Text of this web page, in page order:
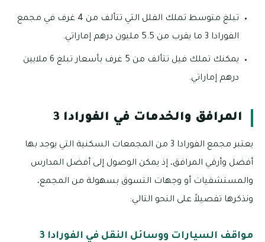
تبلغ متوسط تملك الفلل التي تتألف من 4 غرف في مجمع
الفورادا 3 ما يقرب من 5.5 مليون درهم إماراتي.
يمكنك تملك فيل تتألف من 5 غرف بأسعار تبلغ 6 ملايين
درهم إماراتي.
المرافق والخدمات في الفورادا 3
يعتبر مجمع الفورادا 3 من المجمعات السكنية التي يوجد بها
أفضل وأرقي المرافق، إذ يمكن الوصول إلى أفضل المدارس
والمستشفيات أو وجهات التسوق بسهولة من المجمع،
ونذكرها تفصيلاً على النحو التالي:
مواقف السيارات ووسائل النقل في الفورادا 3